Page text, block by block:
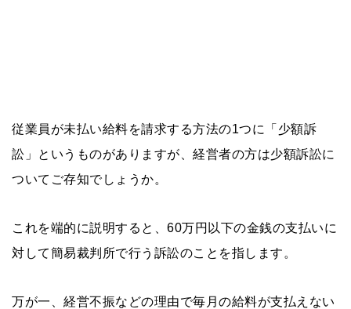
従業員が未払い給料を請求する方法の1つに「少額訴
訟」というものがありますが、経営者の方は少額訴訟に
ついてご存知でしょうか。
これを端的に説明すると、60万円以下の金銭の支払いに
対して簡易裁判所で行う訴訟のことを指します。
万が一、経営不振などの理由で毎月の給料が支払えない